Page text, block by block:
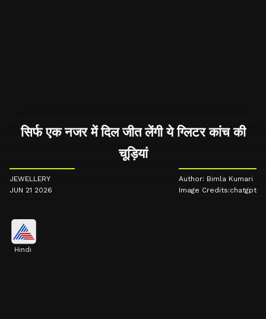
सिर्फ एक नजर में दिल जीत लेंगी ये ग्लिटर कांच की
चूड़ियां
JEWELLERY
JUN 21 2026
Author: Bimla Kumari
Image Credits:chatgpt
Hindi